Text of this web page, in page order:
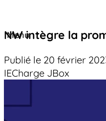
Menu
Solutions
JBox®
Fermer
Solutions
Savoir-faire
NW intègre la
Publié le 20 février
IECharge JBox